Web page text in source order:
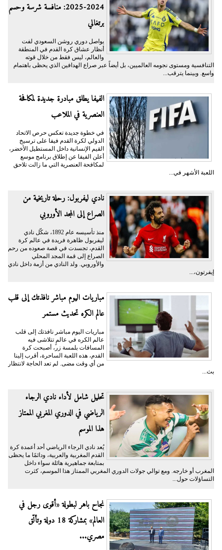
2024-2025: منافسة شرسة وحسم
برتغالي
يواصل دوري روشن السعودي لفت
أنظار عشاق كرة القدم في المنطقة
والعالم، ليس فقط من خلال قوته
التنافسية ومستوى نجومه العالميين، بل أيضاً عبر صراع الهدافين الذي يحظى باهتمام
واسع. وبينما يترقب...
الفيفا يطلق مبادرة جديدة لمكافحة
العنصرية في الملاعب
في خطوة جديدة تعكس حرص الاتحاد
الدولي لكرة القدم فيفا على ترسيخ
القيم الإنسانية داخل المستطيل الأخضر،
أعلن الفيفا عن إطلاق برنامج موسع
لمكافحة العنصرية التي ما زالت تلاحق
اللعبة الأشهر في...
نادي ليفربول: رحلة تاريخية من
الصراع إلى المجد الأوروبي
منذ تأسيسه عام 1892، شكّل نادي
ليفربول ظاهرة فريدة في عالم كرة
القدم، تجسدت في قصة صعوده من رحم
الصراع إلى قمة المجد المحلي
والأوروبي. ولد النادي من أزمة داخل نادي
إيفرتون،...
مباريات اليوم مباشر نافذتك إلى قلب
عالم الكره تحديث مستمر
مباريات اليوم مباشر نافذتك إلى قلب
عالم الكره في عالمٍ تتلاشى فيه
المسافات بلمسة زر، أصبحت كرة
القدم، هذه اللعبة الساحرة، أقرب إلينا
من أي وقت مضى. لم تعد الحاجة لانتظار
بث...
تحليل شامل لأداء نادي الرجاء
الرياضي في الدوري المغربي الممتاز
هذا الموسم
يُعد نادي الرجاء الرياضي أحد أعمدة كرة
القدم المغربية والعربية، ودائمًا ما يحظى
بمتابعة جماهيرية هائلة سواء داخل
المغرب أو خارجه. ومع توالي جولات الدوري المغربي الممتاز هذا الموسم، كثرت
التساؤلات حول...
نجاح باهر لبطولة «أقوى رجل في
العالم» بمشاركة 18 دولة وتألّق
مصري...